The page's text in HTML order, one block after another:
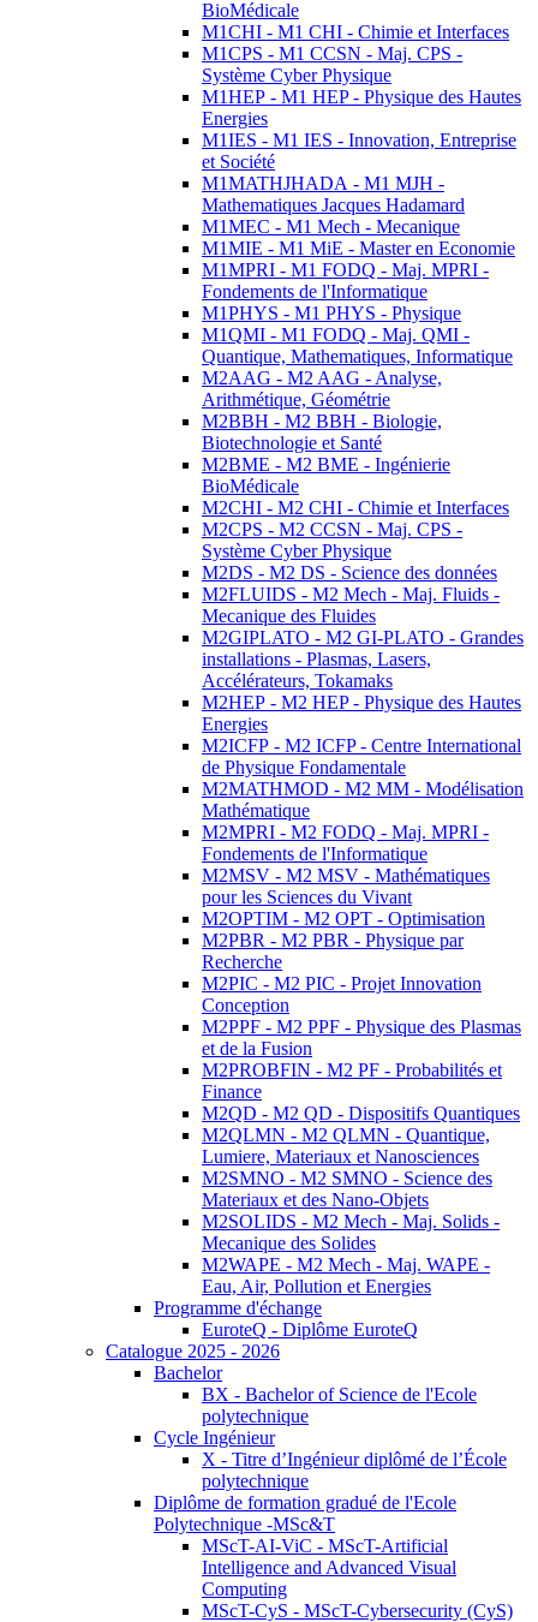
BioMédicale
M1CHI - M1 CHI - Chimie et Interfaces
M1CPS - M1 CCSN - Maj. CPS -
Système Cyber Physique
M1HEP - M1 HEP - Physique des Hautes
Energies
M1IES - M1 IES - Innovation, Entreprise
et Société
M1MATHJHADA - M1 MJH -
Mathematiques Jacques Hadamard
M1MEC - M1 Mech - Mecanique
M1MIE - M1 MiE - Master en Economie
M1MPRI - M1 FODQ - Maj. MPRI -
Fondements de l'Informatique
M1PHYS - M1 PHYS - Physique
M1QMI - M1 FODQ - Maj. QMI -
Quantique, Mathematiques, Informatique
M2AAG - M2 AAG - Analyse,
Arithmétique, Géométrie
M2BBH - M2 BBH - Biologie,
Biotechnologie et Santé
M2BME - M2 BME - Ingénierie
BioMédicale
M2CHI - M2 CHI - Chimie et Interfaces
M2CPS - M2 CCSN - Maj. CPS -
Système Cyber Physique
M2DS - M2 DS - Science des données
M2FLUIDS - M2 Mech - Maj. Fluids -
Mecanique des Fluides
M2GIPLATO - M2 GI-PLATO - Grandes
installations - Plasmas, Lasers,
Accélérateurs, Tokamaks
M2HEP - M2 HEP - Physique des Hautes
Energies
M2ICFP - M2 ICFP - Centre International
de Physique Fondamentale
M2MATHMOD - M2 MM - Modélisation
Mathématique
M2MPRI - M2 FODQ - Maj. MPRI -
Fondements de l'Informatique
M2MSV - M2 MSV - Mathématiques
pour les Sciences du Vivant
M2OPTIM - M2 OPT - Optimisation
M2PBR - M2 PBR - Physique par
Recherche
M2PIC - M2 PIC - Projet Innovation
Conception
M2PPF - M2 PPF - Physique des Plasmas
et de la Fusion
M2PROBFIN - M2 PF - Probabilités et
Finance
M2QD - M2 QD - Dispositifs Quantiques
M2QLMN - M2 QLMN - Quantique,
Lumiere, Materiaux et Nanosciences
M2SMNO - M2 SMNO - Science des
Materiaux et des Nano-Objets
M2SOLIDS - M2 Mech - Maj. Solids -
Mecanique des Solides
M2WAPE - M2 Mech - Maj. WAPE -
Eau, Air, Pollution et Energies
Programme d'échange
EuroteQ - Diplôme EuroteQ
Catalogue 2025 - 2026
Bachelor
BX - Bachelor of Science de l'Ecole
polytechnique
Cycle Ingénieur
X - Titre d’Ingénieur diplômé de l’École
polytechnique
Diplôme de formation gradué de l'Ecole
Polytechnique -MSc&T
MScT-AI-ViC - MScT-Artificial
Intelligence and Advanced Visual
Computing
MScT-CyS - MScT-Cybersecurity (CyS)